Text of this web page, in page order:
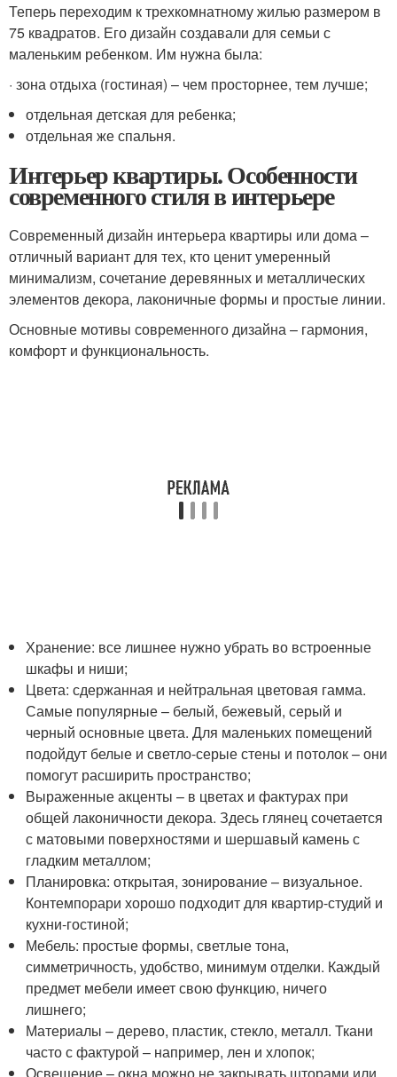
Теперь переходим к трехкомнатному жилью размером в
75 квадратов. Его дизайн создавали для семьи с
маленьким ребенком. Им нужна была:
· зона отдыха (гостиная) – чем просторнее, тем лучше;
отдельная детская для ребенка;
отдельная же спальня.
Интерьер квартиры. Особенности
современного стиля в интерьере
Современный дизайн интерьера квартиры или дома –
отличный вариант для тех, кто ценит умеренный
минимализм, сочетание деревянных и металлических
элементов декора, лаконичные формы и простые линии.
Основные мотивы современного дизайна – гармония,
комфорт и функциональность.
Хранение: все лишнее нужно убрать во встроенные
шкафы и ниши;
Цвета: сдержанная и нейтральная цветовая гамма.
Самые популярные – белый, бежевый, серый и
черный основные цвета. Для маленьких помещений
подойдут белые и светло-серые стены и потолок – они
помогут расширить пространство;
Выраженные акценты – в цветах и фактурах при
общей лаконичности декора. Здесь глянец сочетается
с матовыми поверхностями и шершавый камень с
гладким металлом;
Планировка: открытая, зонирование – визуальное.
Контемпорари хорошо подходит для квартир-студий и
кухни-гостиной;
Мебель: простые формы, светлые тона,
симметричность, удобство, минимум отделки. Каждый
предмет мебели имеет свою функцию, ничего
лишнего;
Материалы – дерево, пластик, стекло, металл. Ткани
часто с фактурой – например, лен и хлопок;